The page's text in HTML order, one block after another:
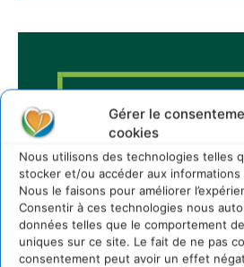
Gérer le
cookies
Nous utilisons des technologies telles
stocker et/ou accéder aux informations
Nous le faisons pour améliorer
Consentir à ces technologies nous
données telles que le comportement
uniques sur ce site. Le fait de ne pas
consentement peut avoir un effet